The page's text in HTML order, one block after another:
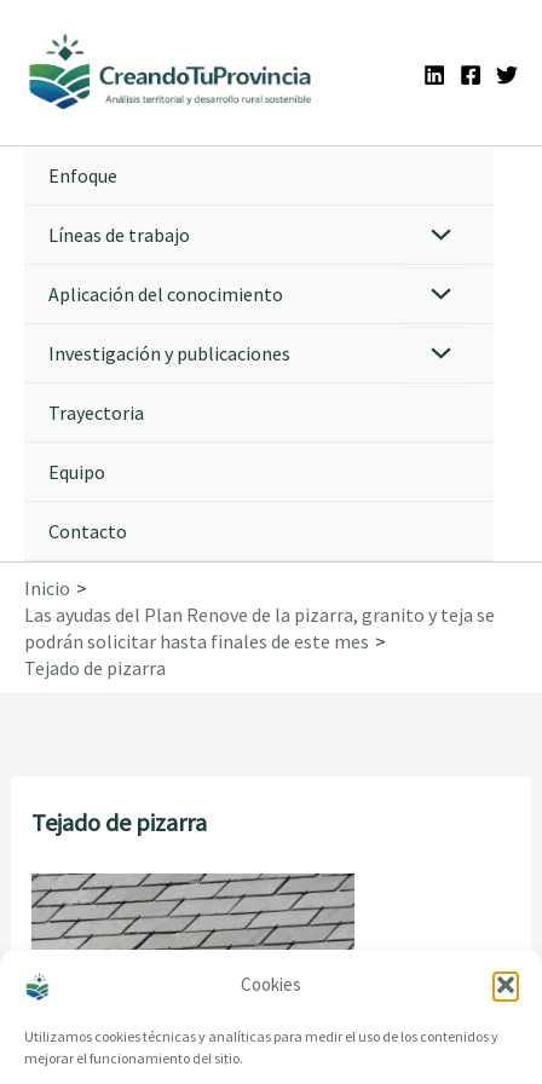
Cookies
Utilizamos cookies técnicas y analíticas para medir el uso de los contenidos y
mejorar el funcionamiento del sitio.
contenido
Enfoque
Líneas de trabajo
Aplicación del conocimiento
Investigación y publicaciones
Trayectoria
Equipo
Contacto
Inicio
Las ayudas del Plan Renove de la pizarra, granito y teja se
podrán solicitar hasta finales de este mes
Tejado de pizarra
Tejado de pizarra